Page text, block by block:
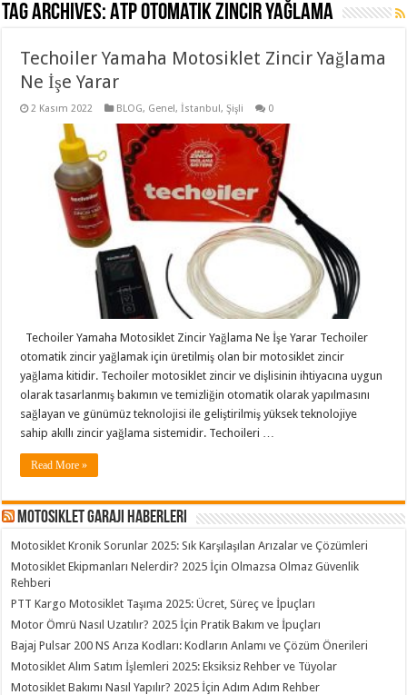
Tag Archives:Atp otomatik zincir YAĞLAMA
Techoiler Yamaha Motosiklet Zincir Yağlama
Ne İşe Yarar
2 Kasım 2022 BLOG, Genel,İstanbul,Şişli 0
Techoiler Yamaha Motosiklet Zincir Yağlama Ne İşe Yarar Techoiler
otomatik zincir yağlamak için üretilmiş olan bir motosiklet zincir
yağlama kitidir. Techoiler motosiklet zincir ve dişlisinin ihtiyacına uygun
olarak tasarlanmış bakımın ve temizliğin otomatik olarak yapılmasını
sağlayan ve günümüz teknolojisi ile geliştirilmiş yüksek teknolojiye
sahip akıllı zincir yağlama sistemidir. Techoileri …
Read More »
Motosiklet Garajı Haberleri
Motosiklet Kronik Sorunlar 2025: Sık Karşılaşılan Arızalar ve Çözümleri
Motosiklet Ekipmanları Nelerdir? 2025 İçin Olmazsa Olmaz Güvenlik
Rehberi
PTT Kargo Motosiklet Taşıma 2025: Ücret, Süreç ve İpuçları
Motor Ömrü Nasıl Uzatılır? 2025 İçin Pratik Bakım ve İpuçları
Bajaj Pulsar 200 NS Arıza Kodları: Kodların Anlamı ve Çözüm Önerileri
Motosiklet Alım Satım İşlemleri 2025: Eksiksiz Rehber ve Tüyolar
Motosiklet Bakımı Nasıl Yapılır? 2025 İçin Adım Adım Rehber